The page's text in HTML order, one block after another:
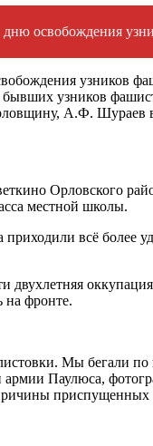
освобождения
узников
бывших узников
А.Ф. Шураев
Орловского
местной школы.
всё более
на фронте.
Мы бегали по
Паулюса,